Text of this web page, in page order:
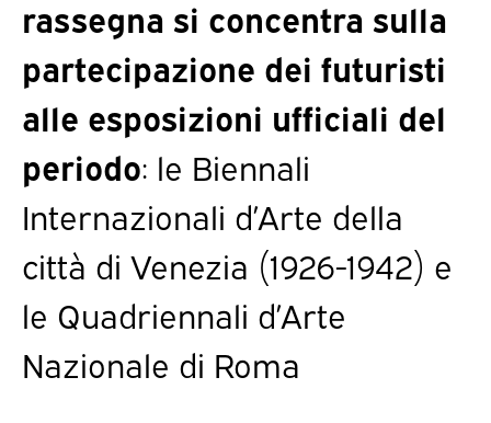
rassegna si concentra sulla
partecipazione dei futuristi
alle esposizioni ufficiali del
periodo: le Biennali
Internazionali d’Arte della
città di Venezia (1926-1942) e
le Quadriennali d’Arte
Nazionale di Roma